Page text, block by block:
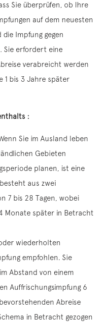
Sie überprüfen, ob Ihre
auf dem neuesten
Impfung gegen
Sie erfordert eine
verabreicht werden
1 bis 3 Jahre später
:
Sie im Ausland leben
Gebieten
planen, ist eine
aus zwei
7 bis 28 Tagen, wobei
Monate später in Betracht
wiederholten
empfohlen. Sie
Abstand von einem
Auffrischungsimpfung 6
Abreise
in Betracht gezogen